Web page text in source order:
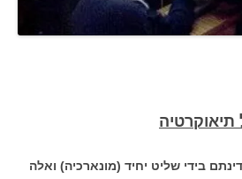
תיאוקרטיה
בידי שליט יחיד (מונארכיה) ואלה